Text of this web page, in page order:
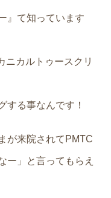
』て知っています
ニカルトゥースクリ
する事なんです！
が来院されてPMTC
ー」と言ってもらえ